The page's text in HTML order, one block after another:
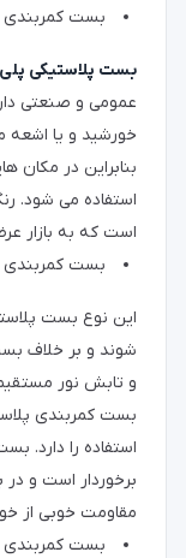
بست کمربندی
بست پلاستیکی پلی
عمومی و صنعتی
خورشید و یا اشعه
بنابراین در مکان
است که به بازار
بست کمربندی
این نوع بست
شوند و بر خلاف
و تابش نور
بست کمربندی
استفاده را دارد.
برخوردار است و
مقاومت خوبی از
بست کمربندی